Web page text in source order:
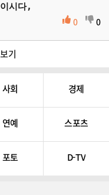
시다,
0 0
기
사회 경제
연예 스포츠
포토 D-TV